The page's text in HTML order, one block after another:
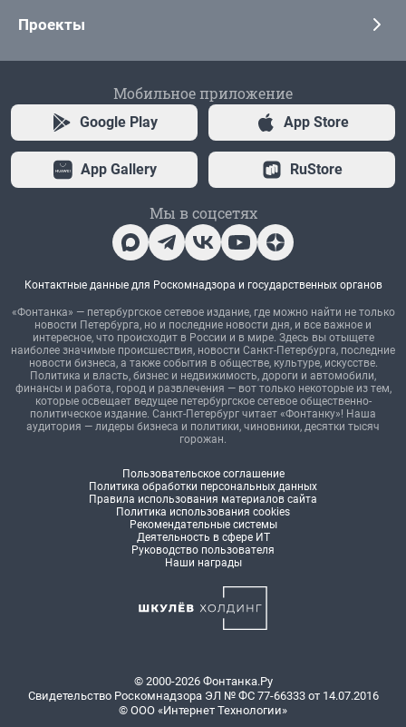
Проекты
Мобильное приложение
Google Play App Store
App Gallery RuStore
Мы в соцсетях
Контактные данные для Роскомнадзора и государственных органов
«Фонтанка» — петербургское сетевое издание, где можно найти не только
новости Петербурга, но и последние новости дня, и все важное и
интересное, что происходит в России и в мире. Здесь вы отыщете
наиболее значимые происшествия, новости Санкт-Петербурга, последние
новости бизнеса, а также события в обществе, культуре, искусстве.
Политика и власть, бизнес и недвижимость, дороги и автомобили,
финансы и работа, город и развлечения — вот только некоторые из тем,
которые освещает ведущее петербургское сетевое общественно-
политическое издание. Санкт-Петербург читает «Фонтанку»! Наша
аудитория — лидеры бизнеса и политики, чиновники, десятки тысяч
горожан.
Пользовательское соглашение
Политика обработки персональных данных
Правила использования материалов сайта
Политика использования cookies
Рекомендательные системы
Деятельность в сфере ИТ
Руководство пользователя
Наши награды
© 2000-2026 Фонтанка.Ру
Свидетельство Роскомнадзора ЭЛ № ФС 77-66333 от 14.07.2016
© ООО «Интернет Технологии»